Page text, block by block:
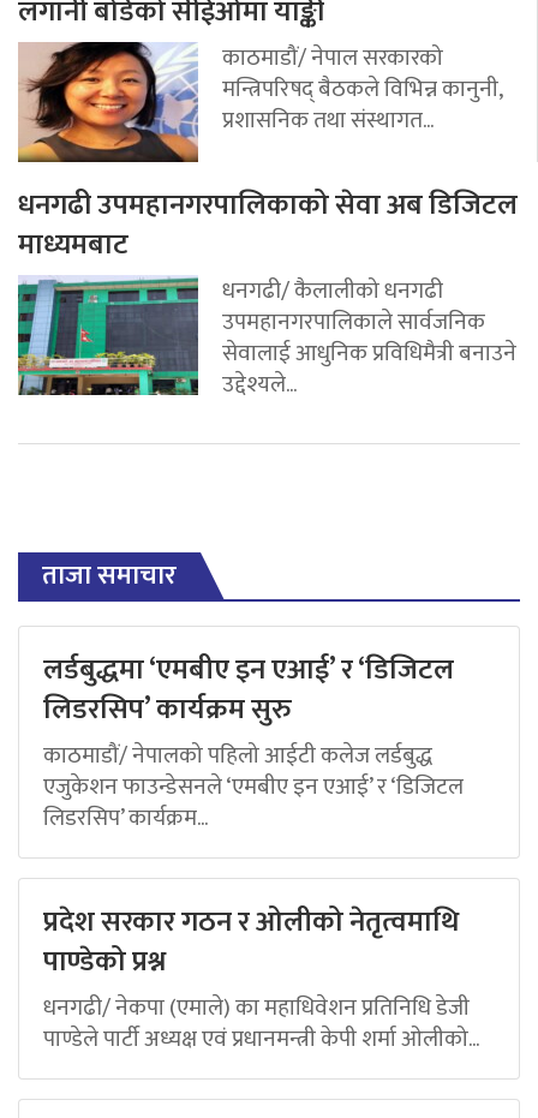
लगानी बोर्डको सीईओमा याङ्की
काठमाडौं/ नेपाल सरकारको
मन्त्रिपरिषद् बैठकले विभिन्न कानुनी,
प्रशासनिक तथा संस्थागत...
धनगढी उपमहानगरपालिकाको सेवा अब डिजिटल
माध्यमबाट
धनगढी/ कैलालीको धनगढी
उपमहानगरपालिकाले सार्वजनिक
सेवालाई आधुनिक प्रविधिमैत्री बनाउने
उद्देश्यले...
ताजा समाचार
लर्डबुद्धमा ‘एमबीए इन एआई’ र ‘डिजिटल
लिडरसिप’ कार्यक्रम सुरु
काठमाडौं/ नेपालको पहिलो आईटी कलेज लर्डबुद्ध
एजुकेशन फाउन्डेसनले ‘एमबीए इन एआई’ र ‘डिजिटल
लिडरसिप’ कार्यक्रम...
प्रदेश सरकार गठन र ओलीको नेतृत्वमाथि
पाण्डेको प्रश्न
धनगढी/ नेकपा (एमाले) का महाधिवेशन प्रतिनिधि डेजी
पाण्डेले पार्टी अध्यक्ष एवं प्रधानमन्त्री केपी शर्मा ओलीको...